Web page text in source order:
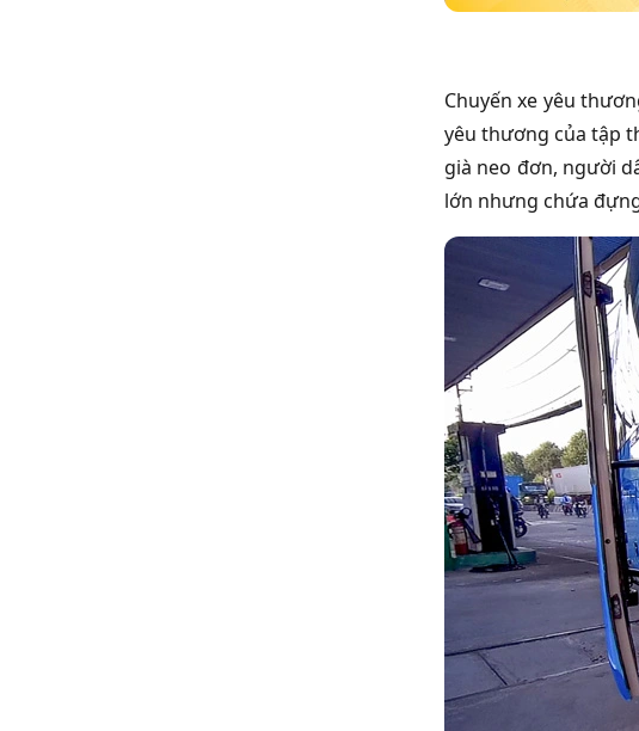
Chuyến xe yêu
yêu thương của tập
già neo đơn, người
lớn nhưng chứa